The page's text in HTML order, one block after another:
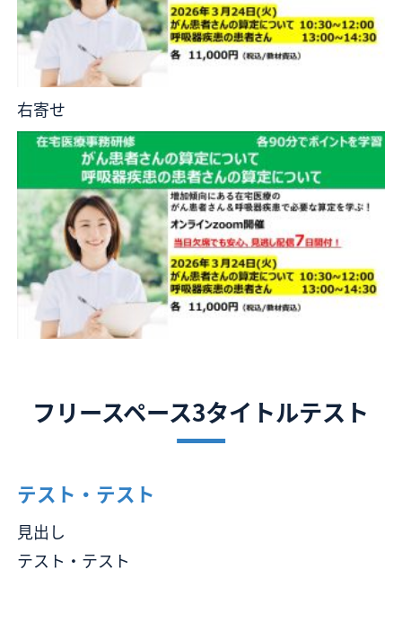
右寄せ
フリースペース3タイトルテスト
テスト・テスト
見出し
テスト・テスト